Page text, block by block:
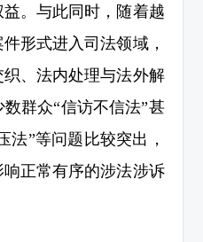
。与此同时，随着越
形式进入司法领域，
、法内处理与法外解
群众“信访不信法”甚
法”等问题比较突出，
正常有序的涉法涉诉